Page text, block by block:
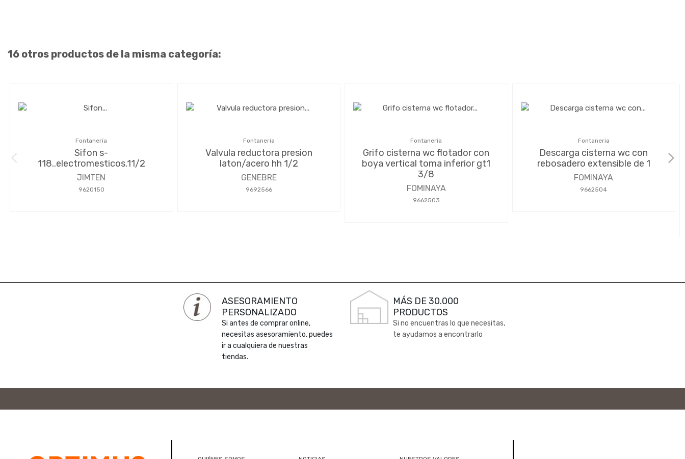
16 otros productos de la misma categoría:
Fontanería
Sifon s-
118..electromesticos.11/2
JIMTEN
9620150
Fontanería
Valvula reductora presion
laton/acero hh 1/2
GENEBRE
9692566
Fontanería
Grifo cisterna wc flotador con
boya vertical toma inferior gt1
3/8
FOMINAYA
9662503
Fontanería
Descarga cisterna wc con
rebosadero extensible de 1
FOMINAYA
9662504
ASESORAMIENTO
PERSONALIZADO
Si antes de comprar online,
necesitas asesoramiento, puedes
ir a cualquiera de nuestras
tiendas.
MÁS DE 30.000
PRODUCTOS
Si no encuentras lo que necesitas,
te ayudamos a encontrarlo